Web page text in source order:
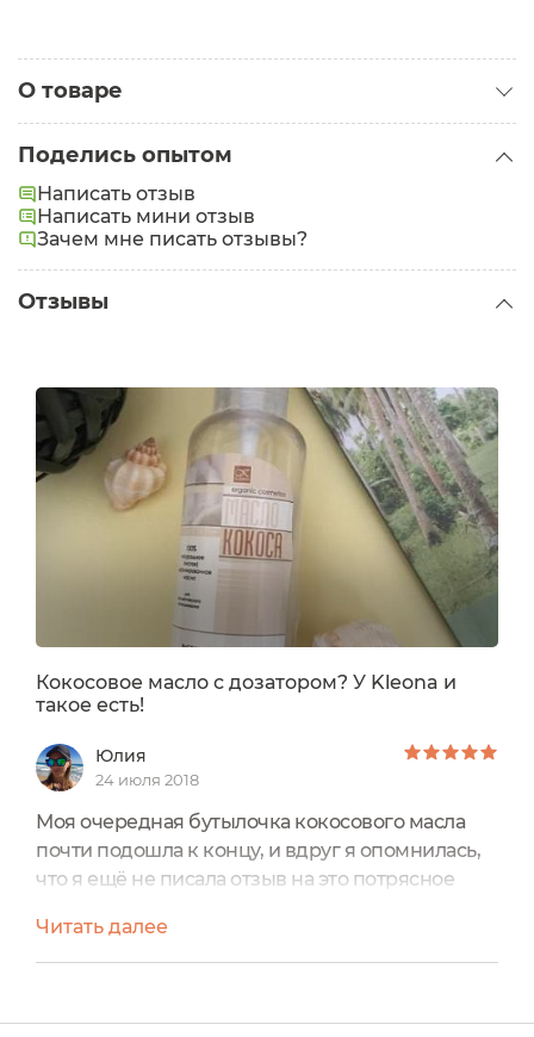
О товаре
Проблемы:
Выпадение волос
Поделись опытом
Написать отзыв
Написать мини отзыв
Зачем мне писать отзывы?
Отзывы
Кокосовое масло с дозатором? У Kleona и
такое есть!
Юлия
24 июля 2018
Моя очередная бутылочка кокосового масла
почти подошла к концу, и вдруг я опомнилась,
что я ещё не писала отзыв на это потрясное
ситуацию! Итак, 100% натуральное (чистое)
рафинированное масло кокоса от Kleona .
постоянно. Нерафинированное - для еды.
Читать далее